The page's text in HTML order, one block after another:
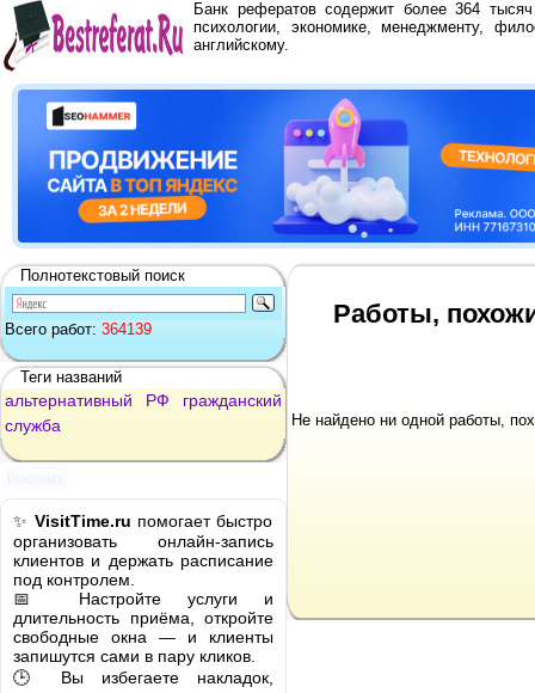
Банк рефератов содержит более 364
психологии, экономике, менеджменту,
английскому.
Полнотекстовый поиск
Всего работ: 364139
Теги названий
альтернативный РФ
гражданский
служба
✨ VisitTime.ru помогает быстро
организовать онлайн-запись
клиентов и держать расписание
под контролем.
📅 Настройте услуги и
длительность приёма, откройте
свободные окна — и клиенты
запишутся сами в пару кликов.
🕒 Вы избегаете накладок,
Работы,
Не найдено ни одной работы,